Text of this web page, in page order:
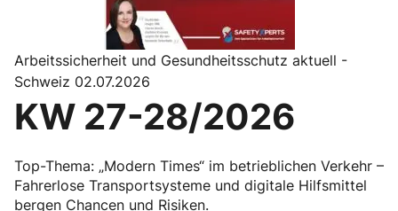
Arbeitssicherheit und Gesundheitsschutz aktuell -
Schweiz 02.07.2026
KW 27-28/2026
Top-Thema: „Modern Times“ im betrieblichen Verkehr –
Fahrerlose Transportsysteme und digitale Hilfsmittel
bergen Chancen und Risiken.